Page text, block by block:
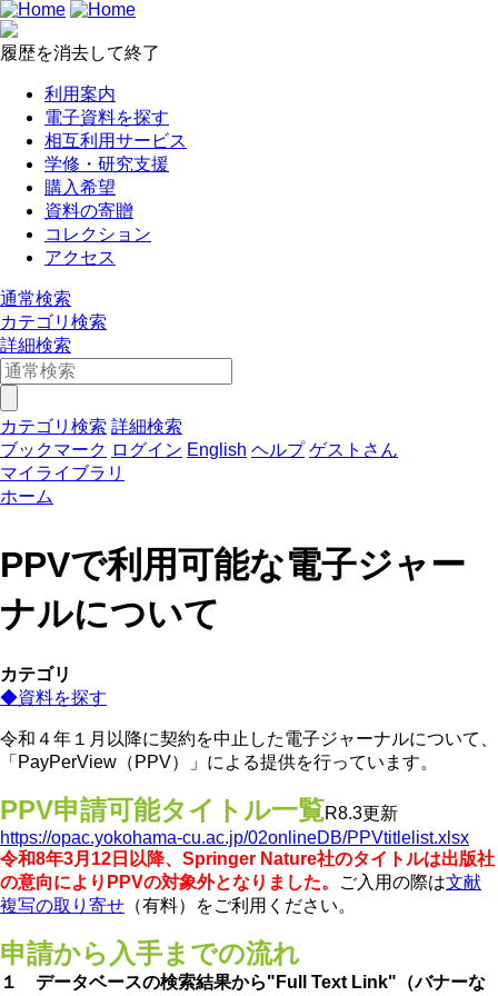
履歴を消去して終了
利用案内
電子資料を探す
相互利用サービス
学修・研究支援
購入希望
資料の寄贈
コレクション
アクセス
通常検索
カテゴリ検索
詳細検索
カテゴリ検索 詳細検索
ブックマーク ログイン English ヘルプ ゲストさん
マイライブラリ
ホーム
PPVで利用可能な電子ジャー
ナルについて
カテゴリ
◆資料を探す
令和４年１月以降に契約を中止した電子ジャーナルについて、
「PayPerView（PPV）」による提供を行っています。
PPV申請可能タイトル一覧R8.3更新
https://opac.yokohama-cu.ac.jp/02onlineDB/PPVtitlelist.xlsx
令和8年3月12日以降、Springer Nature社のタイトルは出版社
の意向によりPPVの対象外となりました。
ご入用の際は文献
複写の取り寄せ （有料）をご利用ください。
申請から入手までの流れ
１ データベースの検索結果から"Full Text Link"（バナーな